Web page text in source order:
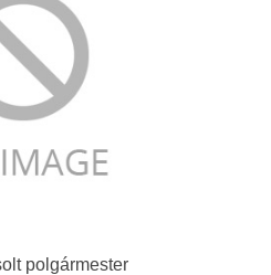
polgármester